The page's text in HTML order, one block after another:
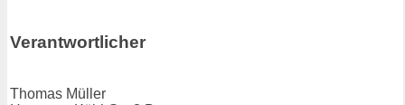
Verantwortlicher
Thomas Müller